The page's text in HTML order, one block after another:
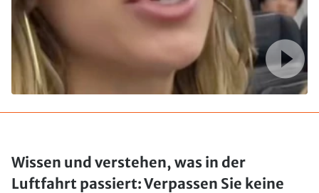
Wissen und verstehen, was in der
Luftfahrt passiert: Verpassen Sie keine